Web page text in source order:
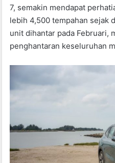
7, semakin mendapat
lebih 4,500 tempahan sejak
unit dihantar pada Februari,
penghantaran keseluruhan